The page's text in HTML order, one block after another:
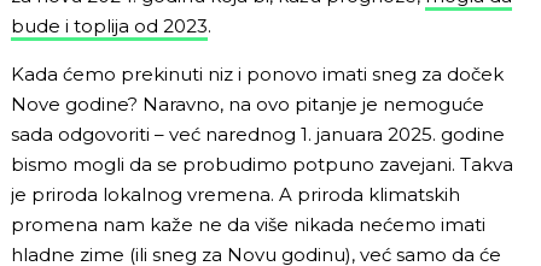
bude i toplija od 2023.
Kada ćemo prekinuti niz i ponovo imati sneg za doček
Nove godine? Naravno, na ovo pitanje je nemoguće
sada odgovoriti – već narednog 1. januara 2025. godine
bismo mogli da se probudimo potpuno zavejani. Takva
je priroda lokalnog vremena. A priroda klimatskih
promena nam kaže ne da više nikada nećemo imati
hladne zime (ili sneg za Novu godinu), već samo da će